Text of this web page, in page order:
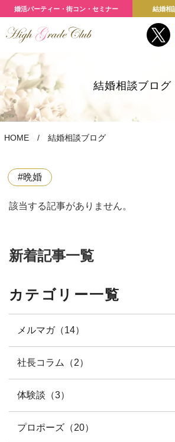
婚活パーティー・街コン・セミナー 結婚相
結婚相談ブログ
HOME 結婚相談ブログ
#晩婚
該当する記事がありません。
新着記事一覧
カテゴリー一覧
メルマガ（14）
社長コラム（2）
体験談（3）
プロポーズ（20）